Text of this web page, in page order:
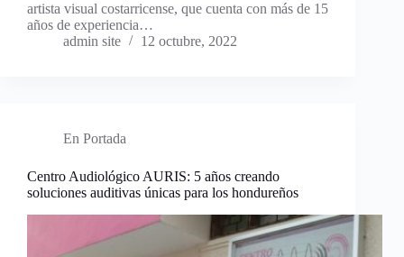
artista visual costarricense, que cuenta con más de 15
años de experiencia…
admin site
12 octubre, 2022
En Portada
Centro Audiológico AURIS: 5 años creando
soluciones auditivas únicas para los hondureños